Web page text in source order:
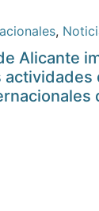
,
Alicante